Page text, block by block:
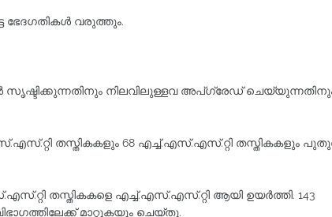
ഭേദഗതികൾ വരുത്തും.
സൃഷ്ടിക്കുന്നതിനും നിലവിലുള്ളവ അപ്‌ഗ്രേഡ്
തസ്തികകളും 68 എച്ച്.എസ്.എസ്.റ്റി തസ്തികകളും
തസ്തികകളെ എച്ച്.എസ്.എസ്.റ്റി ആയി ഉയർത്തി. 143
മാറ്റുകയും ചെയ്തു.